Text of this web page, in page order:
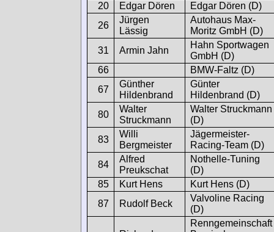
20
Edgar Dören
Edgar Dören (D)
26
Jürgen
Lässig
Autohaus Max-
Moritz GmbH (D)
31
Armin Jahn
Hahn Sportwagen
GmbH (D)
66
BMW-Faltz (D)
67
Günther
Hildenbrand
Günter
Hildenbrand (D)
80
Walter
Struckmann
Walter Struckmann
(D)
83
Willi
Bergmeister
Jägermeister-
Racing-Team (D)
84
Alfred
Preukschat
Nothelle-Tuning
(D)
85
Kurt Hens
Kurt Hens (D)
87
Rudolf Beck
Valvoline Racing
(D)
Renngemeinschaft